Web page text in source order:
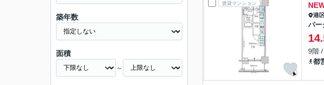
賃貸マンション
港
パー
9階
都
築年数
面積
～